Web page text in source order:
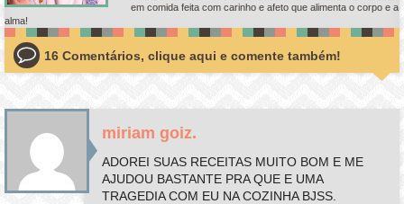
em comida feita com carinho e afeto que alimenta o corpo e a
alma!
16 Comentários, clique aqui e comente também!
miriam goiz.
ADOREI SUAS RECEITAS MUITO BOM E ME
AJUDOU BASTANTE PRA QUE E UMA
TRAGEDIA COM EU NA COZINHA BJSS.